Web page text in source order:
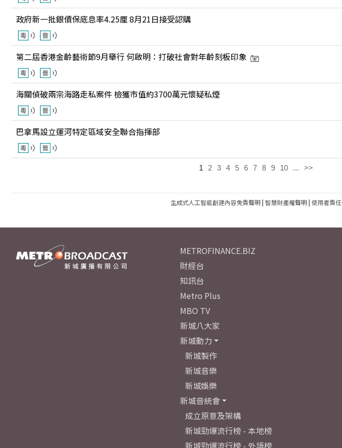
政府新一批銀債保底息率4.25厘 8月21日接受認購
第二屆香港金齡藝術節9月舉行 何啟明：打破社會對年齡刻板印象
海關偵破兩宗海路走私案件 檢獲市值約3700萬元懷疑私煙
巴拿馬設立運河特定區域安全聯合指揮部
1 2 3 4 5 6 7 8 9 10 ... >>
生成式人工智能創建內容免責聲明| 智慧財產權聲明| 使用者責任
METROFINANCE.BIZ
財經台
知訊台
Metro Plus
MBO TV
新城八大家
新城動力
新城製作
新城音樂
新城娛樂
新城音統會
成立原意及架構
新城勁爆流行榜 - 本地榜
新城勁爆流行榜 - 外語榜